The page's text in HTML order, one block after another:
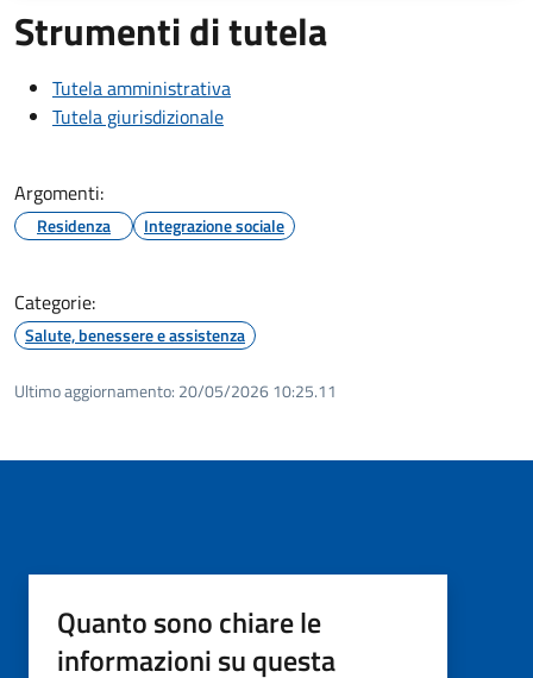
Strumenti di tutela
Tutela amministrativa
Tutela giurisdizionale
Argomenti:
Residenza Integrazione sociale
Categorie:
Salute, benessere e assistenza
Ultimo aggiornamento: 20/05/2026 10:25.11
Quanto sono chiare le
informazioni su questa